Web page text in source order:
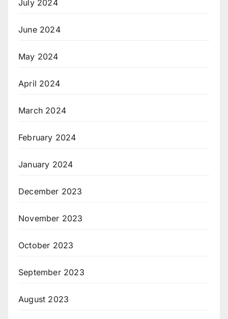
July 2024
June 2024
May 2024
April 2024
March 2024
February 2024
January 2024
December 2023
November 2023
October 2023
September 2023
August 2023